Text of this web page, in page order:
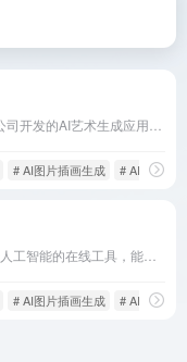
# AI图片插画生成 # AI绘画工具
# AI图片插画生成 # AI绘画工具